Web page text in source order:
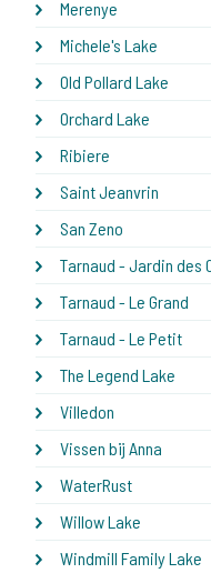
Merenye
Michele's Lake
Old Pollard Lake
Orchard Lake
Ribiere
Saint Jeanvrin
San Zeno
Tarnaud - Jardin des
Tarnaud - Le Grand
Tarnaud - Le Petit
The Legend Lake
Villedon
Vissen bij Anna
WaterRust
Willow Lake
Windmill Family Lake